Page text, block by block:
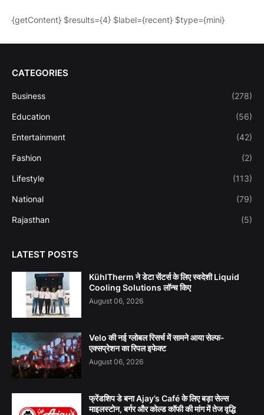
{getContent} $results={4} $label={recent} $type={mini}
CATEGORIES
Business (278)
Education (56)
Entertainment (42)
Fashion (2)
Lifestyle (113)
National (79)
Rajasthan (5)
LATEST POSTS
KühlTherm ने डेटा सेंटर्स के लिए स्वदेशी Liquid
Cooling Solutions लॉन्च किए
August 06, 2026
Velo की नई ग्लोबल रिसर्च में सामने आया सेल्फ-
एक्सप्रेशन का रिपल इफेक्ट
August 06, 2026
फ्रेंडशिप डे बना Ajay’s Café के लिए बड़ा सेल्स
माइलस्टोन, बर्गर और कोल्ड कॉफी की मांग में तेज वृद्धि